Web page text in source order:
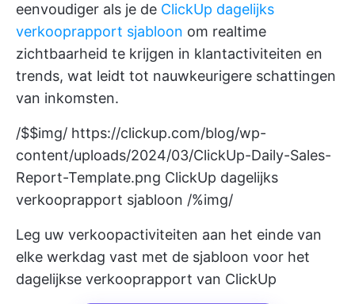
eenvoudiger als je de ClickUp dagelijks
verkooprapport sjabloon om realtime
zichtbaarheid te krijgen in klantactiviteiten en
trends, wat leidt tot nauwkeurigere schattingen
van inkomsten.
/$$img/ https://clickup.com/blog/wp-
content/uploads/2024/03/ClickUp-Daily-Sales-
Report-Template.png ClickUp dagelijks
verkooprapport sjabloon /%img/
Leg uw verkoopactiviteiten aan het einde van
elke werkdag vast met de sjabloon voor het
dagelijkse verkooprapport van ClickUp